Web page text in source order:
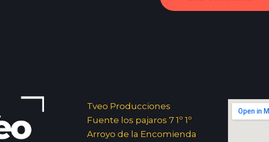
Tveo Producciones
Fuente los pajaros 7 1º 1º
Arroyo de la Encomienda